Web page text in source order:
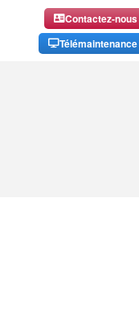
Contactez-nous
Télémaintenance